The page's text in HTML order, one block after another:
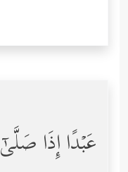
عَبۡدًا إِذَا صَلَّىٰۤ